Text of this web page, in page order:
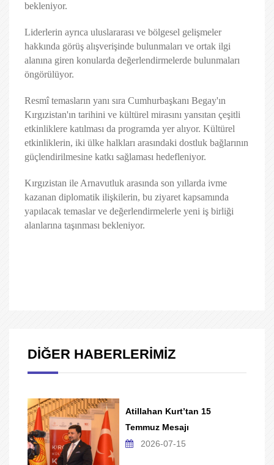
bekleniyor.
Liderlerin ayrıca uluslararası ve bölgesel gelişmeler
hakkında görüş alışverişinde bulunmaları ve ortak ilgi
alanına giren konularda değerlendirmelerde bulunmaları
öngörülüyor.
Resmî temasların yanı sıra Cumhurbaşkanı Begay'ın
Kırgızistan'ın tarihini ve kültürel mirasını yansıtan çeşitli
etkinliklere katılması da programda yer alıyor. Kültürel
etkinliklerin, iki ülke halkları arasındaki dostluk bağlarının
güçlendirilmesine katkı sağlaması hedefleniyor.
Kırgızistan ile Arnavutluk arasında son yıllarda ivme
kazanan diplomatik ilişkilerin, bu ziyaret kapsamında
yapılacak temaslar ve değerlendirmelerle yeni iş birliği
alanlarına taşınması bekleniyor.
DİĞER HABERLERİMİZ
Atillahan Kurt’tan 15
Temmuz Mesajı
2026-07-15